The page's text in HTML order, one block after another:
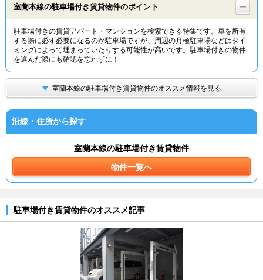
TOP
室蘭本線の駐車場付き賃貸物件のポイント
駐車場付きの賃貸アパート・マンションを検索できる特集です。車を所有
する際に必ず必要になるのが駐車場ですが、周辺の月極駐車場などはタイ
ミングによって埋まっていたりする可能性が高いです。駐車場付きの物件
を選んだ際にも確認を忘れずに！
室蘭本線の駐車場付き賃貸物件のオススメ情報を見る
沿線・住所から探す
室蘭本線の駐車場付き賃貸物件
物件一覧へ
駐車場付き賃貸物件のオススメ記事